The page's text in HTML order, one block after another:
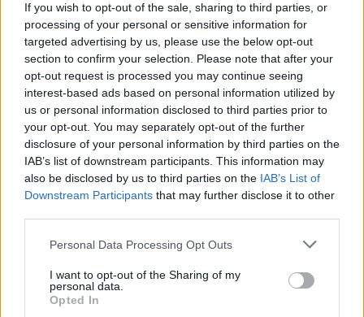
If you wish to opt-out of the sale, sharing to third parties, or
processing of your personal or sensitive information for
targeted advertising by us, please use the below opt-out
section to confirm your selection. Please note that after your
opt-out request is processed you may continue seeing
interest-based ads based on personal information utilized by
us or personal information disclosed to third parties prior to
your opt-out. You may separately opt-out of the further
disclosure of your personal information by third parties on the
IAB’s list of downstream participants. This information may
also be disclosed by us to third parties on the IAB’s List of
Downstream Participants that may further disclose it to other
Please note that this website/app uses one or more Google
not limited to your visit or usage behaviour. You may click to
grant or deny consent to Google and its third-party tags to
use your data for below specified purposes in below Google
Personal Data Processing Opt Outs
I want to opt-out of the Sharing of my
personal data.
Opted In
περιοριστικές μορφές της δίαιτας επιτρέπεται
μόνο το γκρέιπφρουτ.